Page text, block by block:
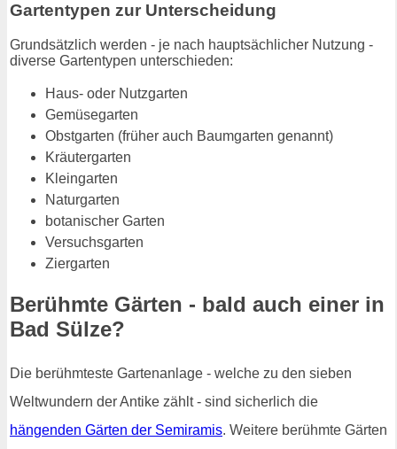
Gartentypen zur Unterscheidung
Grundsätzlich werden - je nach hauptsächlicher Nutzung -
diverse Gartentypen unterschieden:
Haus- oder Nutzgarten
Gemüsegarten
Obstgarten (früher auch Baumgarten genannt)
Kräutergarten
Kleingarten
Naturgarten
botanischer Garten
Versuchsgarten
Ziergarten
Berühmte Gärten - bald auch einer in
Bad Sülze?
Die berühmteste Gartenanlage - welche zu den sieben
Weltwundern der Antike zählt - sind sicherlich die
hängenden Gärten der Semiramis. Weitere berühmte Gärten